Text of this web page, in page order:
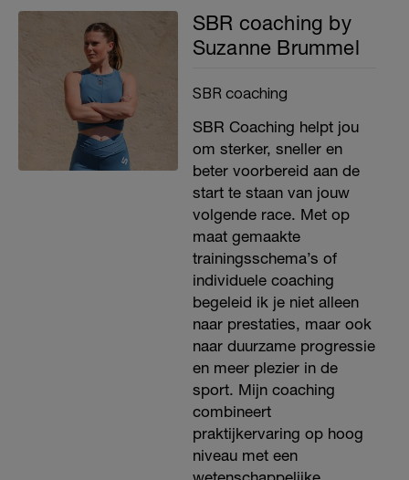
SBR coaching by
Suzanne Brummel
SBR coaching
SBR Coaching helpt jou
om sterker, sneller en
beter voorbereid aan de
start te staan van jouw
volgende race. Met op
maat gemaakte
trainingsschema’s of
individuele coaching
begeleid ik je niet alleen
naar prestaties, maar ook
naar duurzame progressie
en meer plezier in de
sport. Mijn coaching
combineert
praktijkervaring op hoog
niveau met een